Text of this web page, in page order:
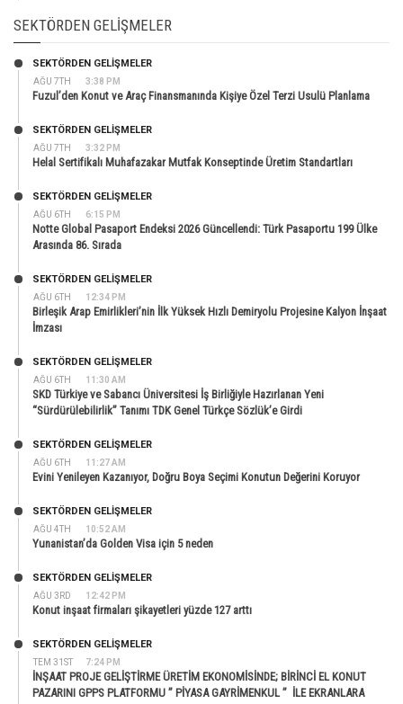
SEKTÖRDEN GELIŞMELER
AĞU 7TH 3:38 PM
SEKTÖRDEN GELIŞMELER
Fuzul’den Konut ve Araç Finansmanında Kişiye Özel Terzi Usulü Planlama
AĞU 7TH 3:32 PM
SEKTÖRDEN GELIŞMELER
Helal Sertifikalı Muhafazakar Mutfak Konseptinde Üretim Standartları
AĞU 6TH 6:15 PM
SEKTÖRDEN GELIŞMELER
Notte Global Pasaport Endeksi 2026 Güncellendi: Türk Pasaportu 199 Ülke
Arasında 86. Sırada
AĞU 6TH 12:34 PM
SEKTÖRDEN GELIŞMELER
Birleşik Arap Emirlikleri’nin İlk Yüksek Hızlı Demiryolu Projesine Kalyon İnşaat
İmzası
AĞU 6TH 11:30 AM
SEKTÖRDEN GELIŞMELER
SKD Türkiye ve Sabancı Üniversitesi İş Birliğiyle Hazırlanan Yeni
“Sürdürülebilirlik” Tanımı TDK Genel Türkçe Sözlük’e Girdi
AĞU 6TH 11:27 AM
SEKTÖRDEN GELIŞMELER
Evini Yenileyen Kazanıyor, Doğru Boya Seçimi Konutun Değerini Koruyor
AĞU 4TH 10:52 AM
SEKTÖRDEN GELIŞMELER
Yunanistan’da Golden Visa için 5 neden
AĞU 3RD 12:42 PM
SEKTÖRDEN GELIŞMELER
Konut inşaat firmaları şikayetleri yüzde 127 arttı
TEM 31ST 7:24 PM
SEKTÖRDEN GELIŞMELER
İNŞAAT PROJE GELİŞTİRME ÜRETİM EKONOMİSİNDE; BİRİNCİ EL KONUT
PAZARINI GPPS PLATFORMU ” PİYASA GAYRİMENKUL ” İLE EKRANLARA